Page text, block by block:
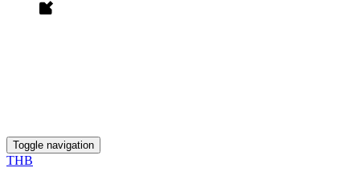
Toggle navigation
THB